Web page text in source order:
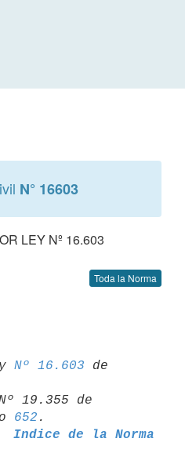
N° 16603
LEY Nº 16.603
Toda la Norma
Nº 16.603 de
19.355 de
652
Indice de la Norma